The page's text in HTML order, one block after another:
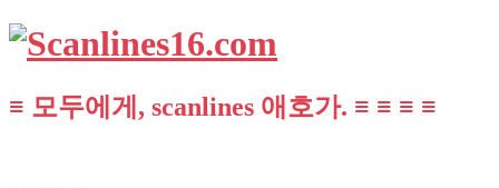
≡ 모두에게, scanlines 애호가. ≡ ≡ ≡ ≡